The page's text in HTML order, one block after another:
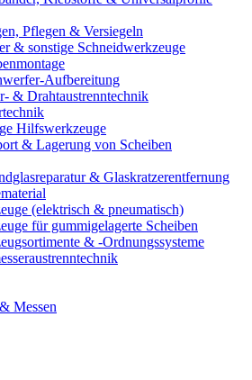
Pflegen & Versiegeln
& sonstige Schneidwerkzeuge
Aufbereitung
& Drahtaustrenntechnik
Hilfswerkzeuge
& Lagerung von Scheiben
& Glaskratzerentfernung
(elektrisch & pneumatisch)
für gummigelagerte Scheiben
& -Ordnungssysteme
Messen